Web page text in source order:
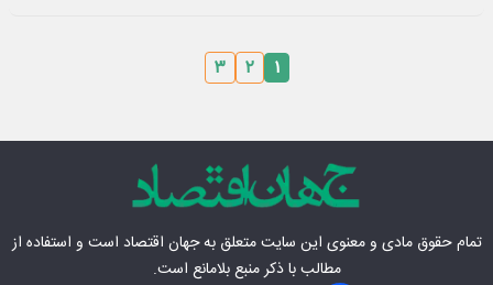
۱ ۲ ۳
تمام حقوق مادی‌ و معنوی این سایت متعلق بهجهان اقتصاد است و استفاده از
مطالب با ذکر منبع بلامانع است.